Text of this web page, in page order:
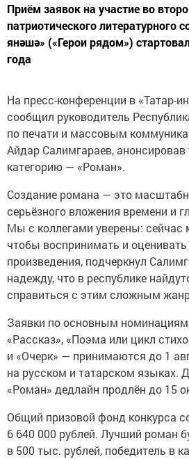
Приём заявок на участие во
патриотического литературного
янәшә» («Герои рядом»)
года
На пресс-конференции в «Татар-
сообщил руководитель
по печати и массовым
Айдар Салимгараев,
категорию — «Роман».
Создание романа — это
серьёзного вложения времени и
Мы с коллегами уверены: сейчас
чтобы воспринимать и
произведения, подчеркнул
надежду, что в республике
справиться с этим сложным
Заявки по основным
«Рассказ», «Поэма или цикл
и «Очерк» — принимаются до 1
на русском и татарском языках.
«Роман» дедлайн продлён до 15
Общий призовой фонд конкурса
6 640 000 рублей. Лучший роман
в 500 тыс. рублей, победитель в